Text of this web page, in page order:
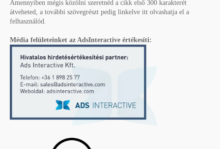
Amennyiben mégis közölni szeretnéd a cikk első 300 karakterét
átveheted, a további szövegrészt pedig linkelve itt olvashatja el a
felhasználód.
Média felületeinket az AdsInteractive értékesíti: